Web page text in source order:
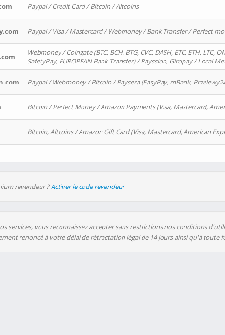
Paypal / Credit Card / Bitcoin / Altcoins
Paypal / Visa / Mastercard / Webmoney / Bank Transfer / Perfect
Webmoney / Coingate (BTC, BCH, BTG, CVC, DASH, ETC, ETH, LTC,
SafetyPay, EUROPEAN Bank Transfer) / Payssion, Giropay / Local
Paypal / Webmoney / Bitcoin / Paysera (EasyPay, mBank,
Bitcoin / Perfect Money / Amazon Payments (Visa, Mastercard,
Bitcoin, Altcoins / Amazon Gift Card (Visa, Mastercard, American
revendeur ?Activer le code revendeur
services, vous reconnaissez accepter sans restrictions nos conditions
renoncé à votre délai de rétractation légal de 14 jours ainsi qu'à